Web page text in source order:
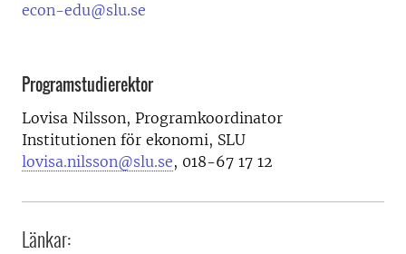
econ-edu@slu.se
Programstudierektor
Lovisa Nilsson, Programkoordinator
Institutionen för ekonomi, SLU
lovisa.nilsson@slu.se, 018-67 17 12
Länkar: